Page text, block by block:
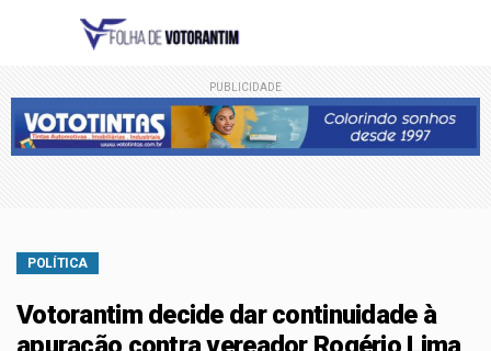
PUBLICIDADE
POLÍTICA
Votorantim decide dar continuidade à